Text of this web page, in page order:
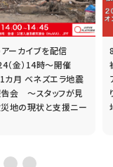
ーカイブを配信
（金）14時～開催
カ月 ベネズエラ地震
会 ～スタッフが見
地の現状と支援ニー